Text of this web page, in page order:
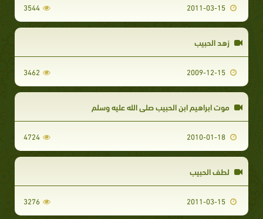
3544
زهد الحبيب
3462
موت ابراهيم ابن الحبيب صلى الله عليه وسلم
4724
لطف الحبيب
3276